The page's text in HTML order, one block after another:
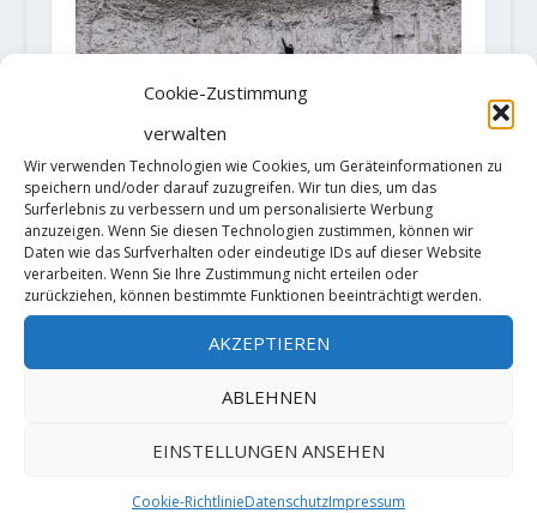
Cookie-Zustimmung
verwalten
Wir verwenden Technologien wie Cookies, um Geräteinformationen zu
speichern und/oder darauf zuzugreifen. Wir tun dies, um das
Surferlebnis zu verbessern und um personalisierte Werbung
anzuzeigen. Wenn Sie diesen Technologien zustimmen, können wir
Daten wie das Surfverhalten oder eindeutige IDs auf dieser Website
verarbeiten. Wenn Sie Ihre Zustimmung nicht erteilen oder
zurückziehen, können bestimmte Funktionen beeinträchtigt werden.
AKZEPTIEREN
ABLEHNEN
EINSTELLUNGEN ANSEHEN
Cookie-RichtlinieDatenschutzImpressum
Toby Roberts und Josh Ibbertson
klettert „Rainshadow“ (9a)
12. Dezember 2020
TRACKBACKS/PINGBACKS
Iker Pou meldet „La Nave de los
Locos“ (9a) oder Zwanzig Jahre der